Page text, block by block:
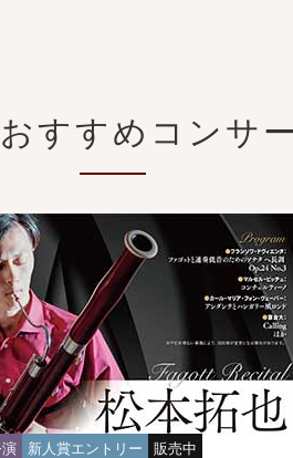
すすめコンサ
新人賞エントリー 販売中